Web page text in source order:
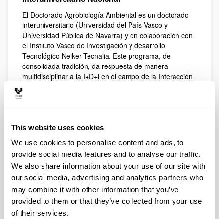
This website uses cookies
We use cookies to personalise content and ads, to
provide social media features and to analyse our traffic.
We also share information about your use of our site with
our social media, advertising and analytics partners who
may combine it with other information that you’ve
provided to them or that they’ve collected from your use
of their services.
El Doctorado Agrobiología Ambiental es un doctorado
interuniversitario (Universidad del País Vasco y
Universidad Pública de Navarra) y en colaboración con
el Instituto Vasco de Investigación y desarrollo
Tecnológico Neiker-Tecnalia. Este programa, de
consolidada tradición, da respuesta de manera
multidisciplinar a la I+D+i en el campo de la Interacción
suelo-microorganismo-planta-clima tanto en
forestales.
El programa "Agrobiología Ambiental" ha sido
distinguido desde el 2004 con la "Mención de Calidad" y
"Mención hacia la Excelencia" otorgadas por el
Ministerio de Educación y Ciencia. Las líneas de
investigación del programa están alineadas con el Reto
"Seguridad y calidad alimentaria: actividad agraria
productiva y sostenible" del Horizonte 2020, con el Polo
de Conocimiento "Ecosistemas agroforestales;
innovación y gestión sostenible" del proyecto
Euskampus: Campus de Excelencia Internacional de la